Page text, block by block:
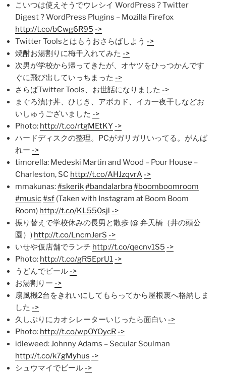
こいつは使えそうでウレシイ WordPress ? Twitter
Digest ? WordPress Plugins – Mozilla Firefox
http://t.co/bCwg6R95 ->
Twitter Toolsとはもうおさらばしよう ->
焼酎お湯割りに梅干入れてみた ->
次男が学校から帰ってきたが、オヤツをひっつかんです
ぐに飛び出していっちまった ->
さらばTwitter Tools、お世話になりました ->
まぐろ漬け丼、ひじき、アボカド、イカ一夜干しなどお
いしゅうございました ->
Photo: http://t.co/rtgMEtKY ->
ハードディスクの整理。PCがガリガリいってる。がんば
れー ->
timorella: Medeski Martin and Wood – Pour House –
Charleston, SC http://t.co/AHJzqvrA ->
mmakunas:#skerik#bandalarbra#boomboomroom
#music#sf (Taken with Instagram at Boom Boom
Room) http://t.co/KL550sjl ->
振り替えで学校休みの長男と散歩 (@ 弁天橋（井の頭公
園）) http://t.co/LncmJerS ->
いせや仮店舗でランチ http://t.co/qecnv1S5 ->
Photo: http://t.co/gR5EprU1 ->
うどんでビール ->
お湯割りー ->
扇風機2台をきれいにしてもらってから屋根裏へ格納しま
した ->
久しぶりにカオシレーターいじったら面白い ->
Photo: http://t.co/wpOYOycR ->
idleweed: Johnny Adams – Secular Soulman
http://t.co/k7gMyhus ->
シュウマイでビール ->